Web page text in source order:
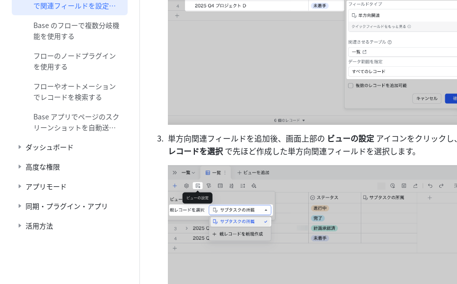
で関連フィールドを設定す
る活用事例
Base のフローで複数分岐機
能を使用する
フローのノードプラグイン
を使用する
フローやオートメーション
でレコードを検索する
Base アプリでページのスク
リーンショットを自動送信
ダッシュボード
高度な権限
アプリモード
同期・プラグイン・アプリ
活用方法
単方向関連フィールドを追加後、画面上部の ビューの設定 アイコンをクリックし、
レコードを選択 で先ほど作成した単方向関連フィールドを選択します。